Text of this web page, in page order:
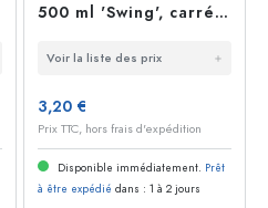
500 ml 'Swing', carrée,
mécanique
Voir la liste des prix
3,20 €
Prix TTC, hors frais d'expédition
Disponible immédiatement. Prêt
à être expédié dans : 1 à 2 jours